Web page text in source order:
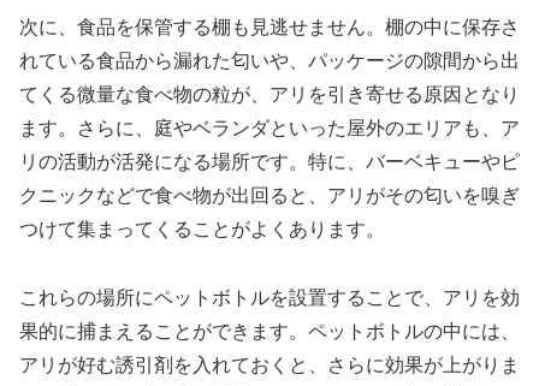
次に、食品を保管する棚も見逃せません。棚の中に保存さ
れている食品から漏れた匂いや、パッケージの隙間から出
てくる微量な食べ物の粒が、アリを引き寄せる原因となり
ます。さらに、庭やベランダといった屋外のエリアも、ア
リの活動が活発になる場所です。特に、バーベキューやピ
クニックなどで食べ物が出回ると、アリがその匂いを嗅ぎ
つけて集まってくることがよくあります。
これらの場所にペットボトルを設置することで、アリを効
果的に捕まえることができます。ペットボトルの中には、
アリが好む誘引剤を入れておくと、さらに効果が上がりま